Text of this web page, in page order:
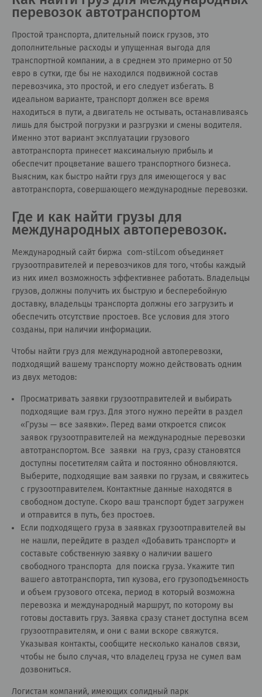
перевозок автотранспортом
Простой транспорта, длительный поиск грузов, это
дополнительные расходы и упущенная выгода для
транспортной компании, а в среднем это примерно от 50
евро в сутки, где бы не находился подвижной состав
перевозчика, это простой, и его следует избегать. В
идеальном варианте, транспорт должен все время
находиться в пути, а двигатель не остывать, останавливаясь
лишь для быстрой погрузки и разгрузки и смены водителя.
Именно этот вариант эксплуатации грузового
автотранспорта принесет максимальную прибыль и
обеспечит процветание вашего транспортного бизнеса.
Выясним, как быстро найти груз для имеющегося у вас
автотранспорта, совершающего международные перевозки.
Где и как найти грузы для
международных автоперевозок.
Международный сайт биржа com-stil.com объединяет
грузоотправителей и перевозчиков для того, чтобы каждый
из них имел возможность эффективнее работать. Владельцы
грузов, должны получить их быструю и бесперебойную
доставку, владельцы транспорта должны его загрузить и
обеспечить отсутствие простоев. Все условия для этого
созданы, при наличии информации.
Чтобы найти груз для международной автоперевозки,
подходящий вашему транспорту можно действовать одним
из двух методов:
Просматривать заявки грузоотправителей и выбирать
подходящие вам груз. Для этого нужно перейти в раздел
«Грузы — все заявки». Перед вами откроется список
заявок грузоотправителей на международные перевозки
автотранспортом. Все заявки на груз, сразу становятся
доступны посетителям сайта и постоянно обновляются.
Выберите, подходящие вам заявки по грузам, и свяжитесь
с грузоотправителем. Контактные данные находятся в
свободном доступе. Скоро ваш транспорт будет загружен
и отправится в путь, без простоев.
Если подходящего груза в заявках грузоотправителей вы
не нашли, перейдите в раздел «Добавить транспорт» и
составьте собственную заявку о наличии вашего
свободного транспорта для поиска груза. Укажите тип
вашего автотранспорта, тип кузова, его грузоподъемность
и объем грузового отсека, период в который возможна
перевозка и международный маршрут, по которому вы
готовы доставить груз. Заявка сразу станет доступна всем
грузоотправителям, и они с вами вскоре свяжутся.
Указывая контакты, сообщите несколько каналов связи,
чтобы не было случая, что владелец груза не сумел вам
дозвониться.
Логистам компаний, имеющих солидный парк